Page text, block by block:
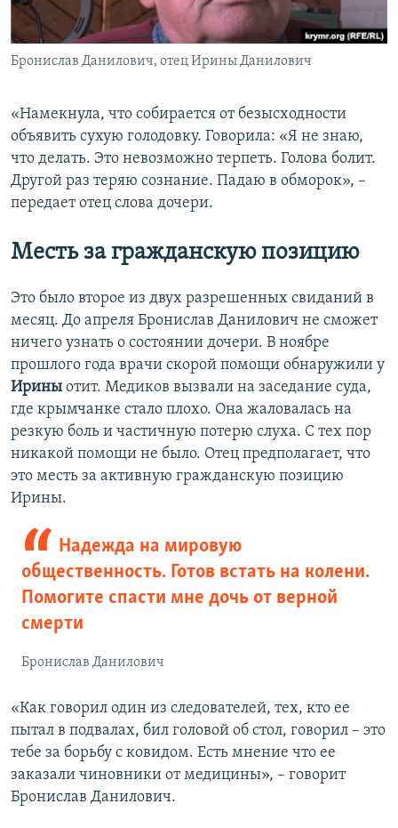
Бронислав Данилович, отец Ирины Данилович
«Намекнула, что собирается от безысходности
объявить сухую голодовку. Говорила: «Я не знаю,
что делать. Это невозможно терпеть. Голова болит.
Другой раз теряю сознание. Падаю в обморок», –
передает отец слова дочери.
Месть за гражданскую позицию
Это было второе из двух разрешенных свиданий в
месяц. До апреля Бронислав Данилович не сможет
ничего узнать о состоянии дочери. В ноябре
прошлого года врачи скорой помощи обнаружили у
Ирины отит. Медиков вызвали на заседание суда,
где крымчанке стало плохо. Она жаловалась на
резкую боль и частичную потерю слуха. С тех пор
никакой помощи не было. Отец предполагает, что
это месть за активную гражданскую позицию
Ирины.
Надежда на мировую
общественность. Готов встать на колени.
Помогите спасти мне дочь от верной
смерти
Бронислав Данилович
«Как говорил один из следователей, тех, кто ее
пытал в подвалах, бил головой об стол, говорил – это
тебе за борьбу с ковидом. Есть мнение что ее
заказали чиновники от медицины», – говорит
Бронислав Данилович.